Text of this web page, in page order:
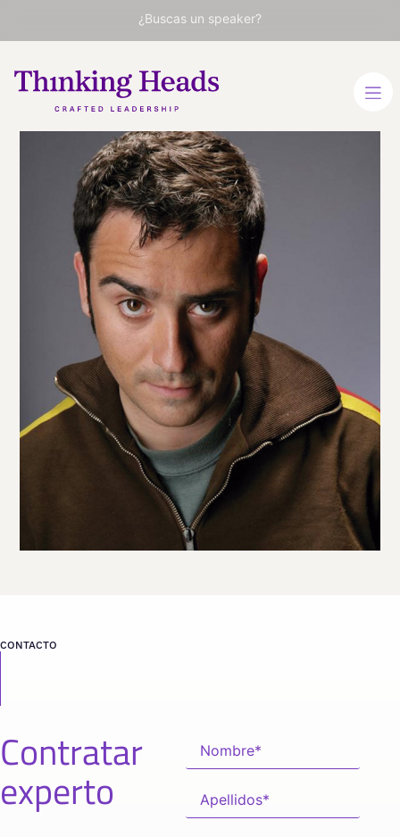
¿Buscas un speaker?
Juan
Antonio
Bayona
Director de Cine
ESPAÑOL
VER PERFIL
Viaja
desde
ESPAÑA
BARCELONA
CONTACTO
Contratar
experto